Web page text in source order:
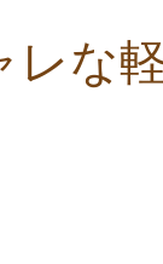
な